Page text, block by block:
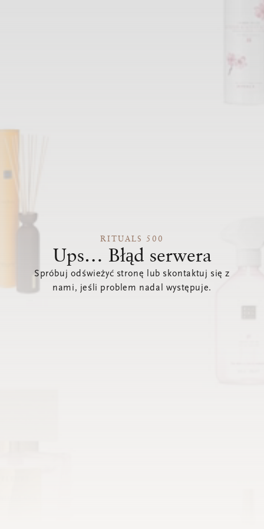
RITUALS 500
Ups… Błąd serwera
Spróbuj odświeżyć stronę lub skontaktuj się z
nami, jeśli problem nadal występuje.